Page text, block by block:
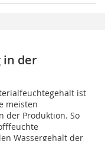
in der
ist
meisten
der Produktion. So
Wassergehalt der